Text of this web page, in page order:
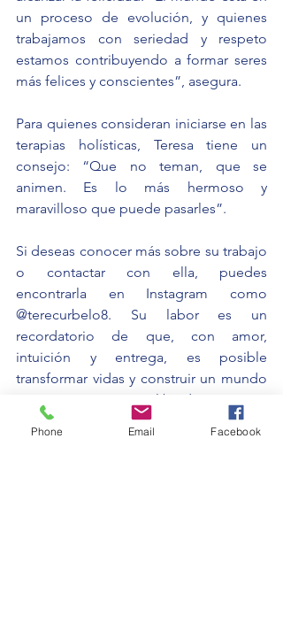
un proceso de evolución, y quienes
trabajamos con seriedad y respeto
estamos contribuyendo a formar seres
más felices y conscientes”, asegura.
Para quienes consideran iniciarse en las
terapias holísticas, Teresa tiene un
consejo: “Que no teman, que se
animen. Es lo más hermoso y
maravilloso que puede pasarles”.
Si deseas conocer más sobre su trabajo
o contactar con ella, puedes
encontrarla en Instagram como
@terecurbelo8. Su labor es un
recordatorio de que, con amor,
intuición y entrega, es posible
transformar vidas y construir un mundo
más consciente y equilibrado.
Phone Email Facebook